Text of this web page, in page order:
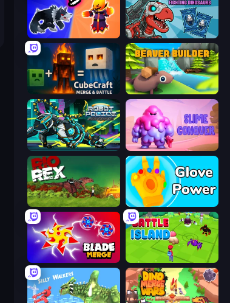
Merge Battle Tactics Dominators: Fighting Dinosaurs
CubeCraft: Merge & Battle Beaver Builder
Robot Police Iron Panther Slime Conquer: Epic Battles
Rio Rex Glove Power
Blade Merge Battle Island